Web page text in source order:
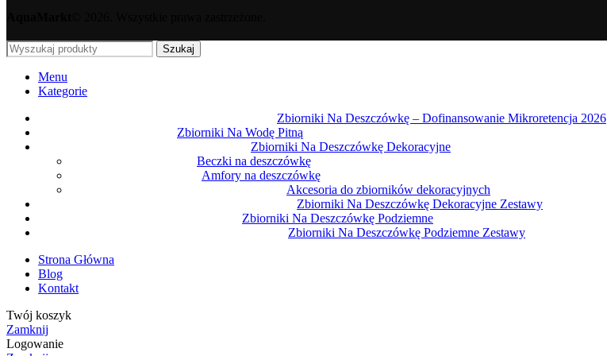
Szukaj
Menu
Kategorie
Zbiorniki Na Deszczówkę – Dofinansowanie Mikroretencja 2026
Zbiorniki Na Wodę Pitną
Zbiorniki Na Deszczówkę Dekoracyjne
Beczki na deszczówkę
Amfory na deszczówkę
Akcesoria do zbiorników dekoracyjnych
Zbiorniki Na Deszczówkę Dekoracyjne Zestawy
Zbiorniki Na Deszczówkę Podziemne
Zbiorniki Na Deszczówkę Podziemne Zestawy
Strona Główna
Blog
Kontakt
Twój koszyk
Zamknij
Logowanie